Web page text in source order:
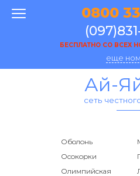
0800
БЕСПЛАТНО СО ВСЕХ
еще
Ай-
сеть
Оболонь
Осокорки
Олимпийская